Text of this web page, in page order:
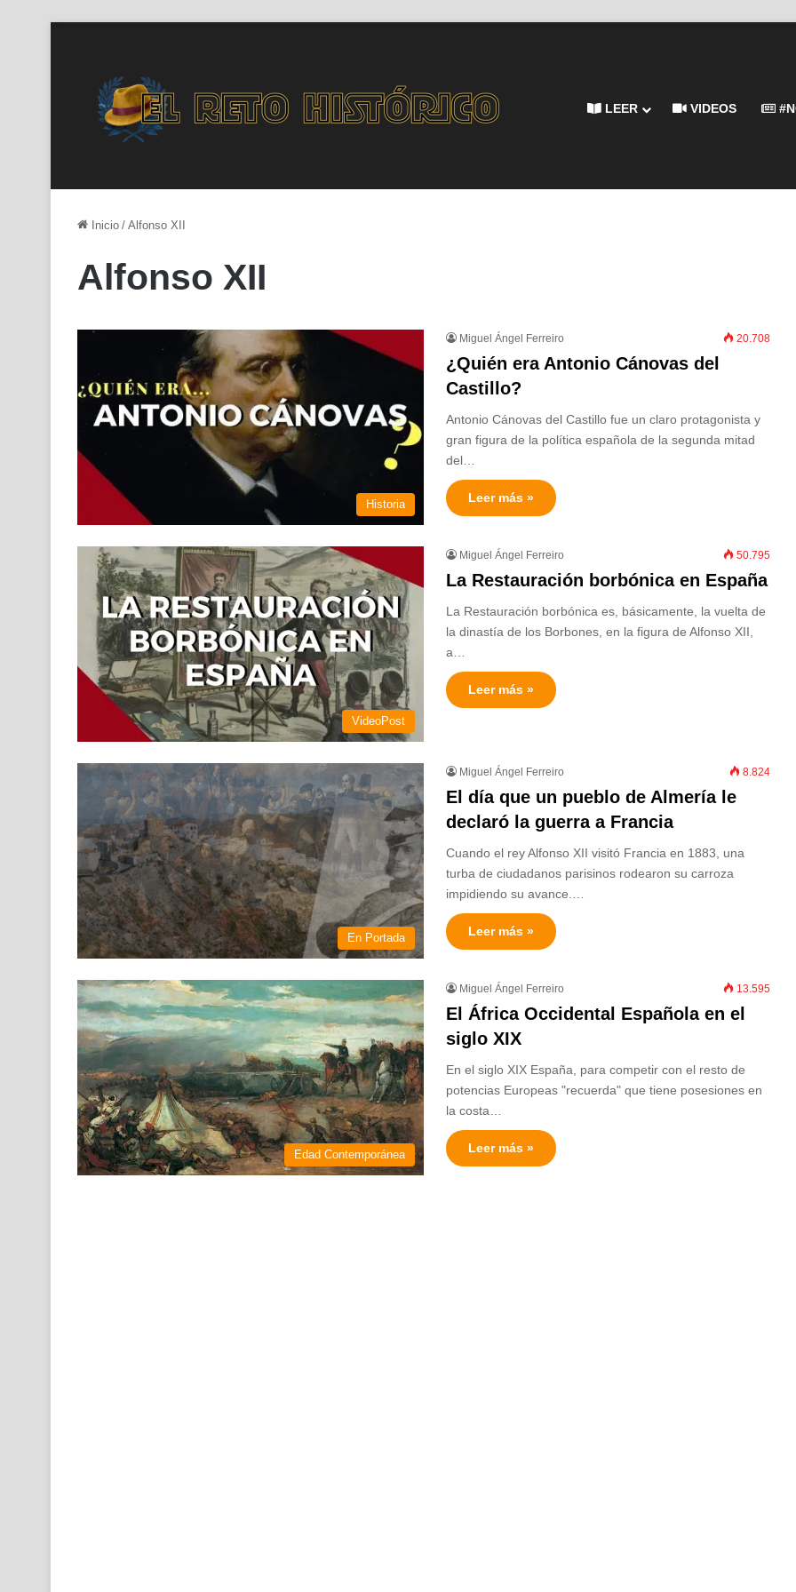
LEER VIDEOS
Inicio / Alfonso XII
Alfonso XII
Historia
Miguel Ángel Ferreiro 20.708
¿Quién era Antonio Cánovas del
Castillo?
Antonio Cánovas del Castillo fue un claro protagonista y
gran figura de la política española de la segunda mitad
del…
Leer más »
VideoPost
Miguel Ángel Ferreiro 50.795
La Restauración borbónica en España
La Restauración borbónica es, básicamente, la vuelta de
la dinastía de los Borbones, en la figura de Alfonso XII,
a…
Leer más »
En Portada
Miguel Ángel Ferreiro 8.824
El día que un pueblo de Almería le
declaró la guerra a Francia
Cuando el rey Alfonso XII visitó Francia en 1883, una
turba de ciudadanos parisinos rodearon su carroza
impidiendo su avance.…
Leer más »
Edad Contemporánea
Miguel Ángel Ferreiro 13.595
El África Occidental Española en el
siglo XIX
En el siglo XIX España, para competir con el resto de
potencias Europeas "recuerda" que tiene posesiones en
la costa…
Leer más »